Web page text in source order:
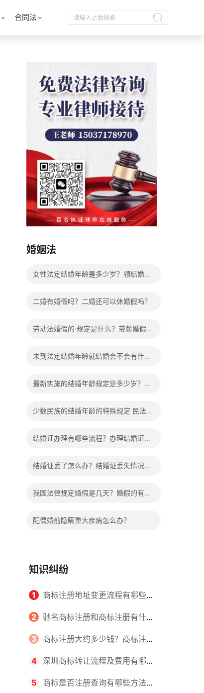
合同法
婚姻法
女性法定结婚年龄是多少岁？领结婚证
二婚有婚假吗？二婚还可以休婚假吗？
劳动法婚假的·规定是什么？带薪婚假工
未到法定结婚年龄就结婚会不会有什么
最新实施的结婚年龄规定是多少岁？法
少数民族的结婚年龄的特殊规定 民法典
结婚证办理有哪些流程？办理结婚证有
结婚证丢了怎么办？结婚证丢失情况有
我国法律规定婚假是几天？婚假的有关
配偶婚前隐瞒重大疾病怎么办？
知识纠纷
1 商标注册地址变更流程有哪些？
怎么提交申请书件？
2 驰名商标注册和商标注册有什么
区别？
3 商标注册大约多少钱？商标注册
查询的方式有哪些？
4 深圳商标转让流程及费用有哪些
要求？商标转让所需时间是多久？
5 商标是否注册查询有哪些方法？